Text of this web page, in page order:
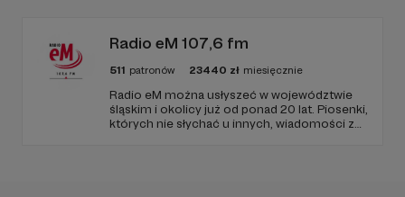
Radio eM 107,6 fm
511 patronów 23440 zł miesięcznie
Radio eM można usłyszeć w województwie
śląskim i okolicy już od ponad 20 lat. Piosenki,
których nie słychać u innych, wiadomości z